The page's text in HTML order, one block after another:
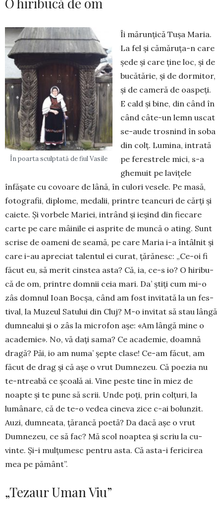
În poarta sculptată de fiul Vasile
Îi mărunțică Tușa Maria.
La fel și cămăruța-n care
șede și care ține loc, și de
bucătărie, și de dormitor,
și de cameră de oaspeți.
E cald și bine, din când în
când câte-un lemn uscat
se-aude tros­nind în soba
din colț. Lumina, intrată
pe fe­restrele mici, s-a
ghemuit pe lavițele
înfășate cu covoare de lână, în culori vesele. Pe masă,
foto­grafii, diplome, medalii, printre teancuri de cărți și
caiete. Și vorbele Mariei, intrând și ieșind din fiecare
carte pe care mâinile ei as­prite de mun­că o ating. Sunt
scri­­­se de oa­meni de seamă, pe care Ma­ria i-a întâl­nit și
ca­re i-au apre­ciat talentul ei curat, țără­nesc: „Ce-oi fi
făcut eu, să me­rit cins­­tea as­­ta? Că, ia, ce-s io? O hiribu­
că de om, printre dom­­nii ceia mari. Da’ știți cum mi-o
zâs domnul Ioan Boc­șa, când am fost in­vitată la un fes­
ti­val, la Muzeul Satului din Cluj? M-o in­vitat să stau lângă
dum­nea­lui și o zâs la microfon așe: «Am lângă mi­ne o
aca­de­mie». No, vă dați sa­ma? Ce academie, doamnă
dra­gă? Păi, io am numa’ șepte clase! Ce-am fă­cut, am
fă­cut de drag și că așe o vrut Dumnezeu. Că po­ezia nu
te-ntreabă ce școală ai. Vine peste tine în miez de
noapte și te pune să scrii. Unde poți, prin colțuri, la
lumânare, că de te-o vedea cineva zice c-ai bolunzit.
Auzi, dum­neata, țărancă poetă? Da dacă așe o vrut
Dum­nezeu, ce să fac? Mă scol noaptea și scriu la cu­
vinte. Și-i mulțu­mesc pentru asta. Că asta-i fericirea
mea pe pământ”.
„Tezaur Uman Viu”